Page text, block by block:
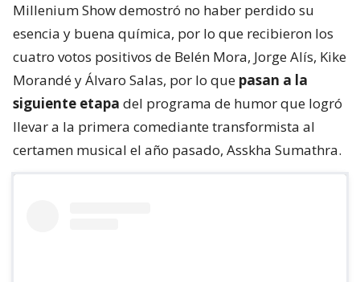
Millenium Show demostró no haber perdido su
esencia y buena química, por lo que recibieron los
cuatro votos positivos de Belén Mora, Jorge Alís, Kike
Morandé y Álvaro Salas, por lo que pasan a la
siguiente etapa del programa de humor que logró
llevar a la primera comediante transformista al
certamen musical el año pasado, Asskha Sumathra.